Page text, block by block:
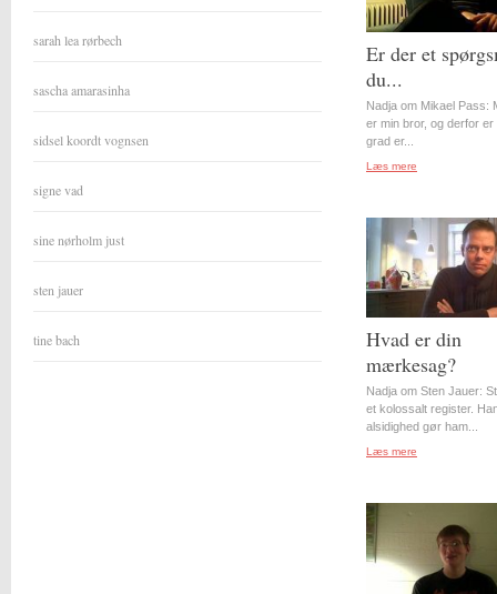
sarah lea rørbech
sascha amarasinha
sidsel koordt vognsen
signe vad
sine nørholm just
sten jauer
tine bach
Er der et
du...
Nadja om Mikael Pass:
er min bror, og derfor er
grad er...
Læs mere
Hvad er din
mærkesag?
Nadja om Sten Jauer:
et kolossalt register.
alsidighed gør ham...
Læs mere